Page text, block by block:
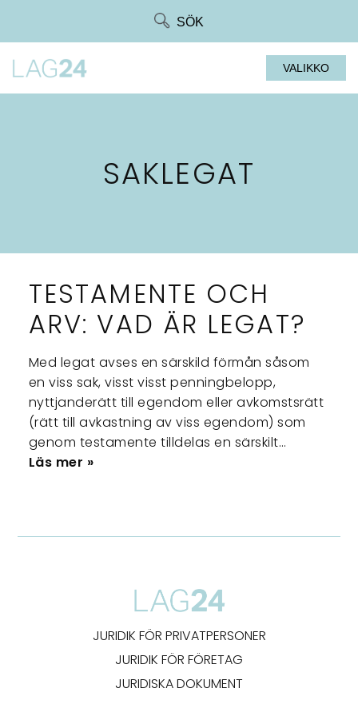
SÖK
VALIKKO
SAKLEGAT
TESTAMENTE OCH
ARV: VAD ÄR LEGAT?
Med legat avses en särskild förmån såsom
en viss sak, visst visst penningbelopp,
nyttjanderätt till egendom eller avkomstsrätt
(rätt till avkastning av viss egendom) som
genom testamente tilldelas en särskilt…
Läs mer »
JURIDIK FÖR PRIVATPERSONER
JURIDIK FÖR FÖRETAG
JURIDISKA DOKUMENT